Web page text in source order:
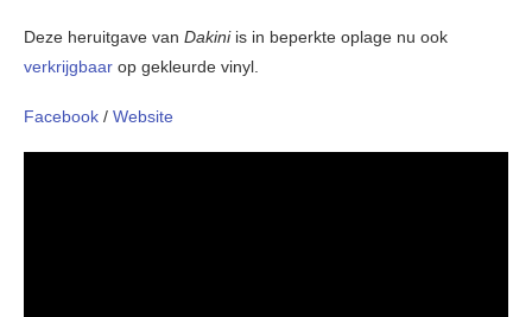
Deze heruitgave van Dakini is in beperkte oplage nu ook
verkrijgbaar op gekleurde vinyl.
Facebook / Website